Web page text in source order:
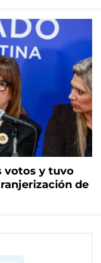
votos y tuvo
de